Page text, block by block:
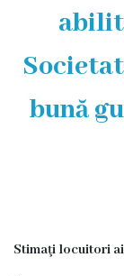
efectivul
limită
ale
bună
Stimaţi locuitori